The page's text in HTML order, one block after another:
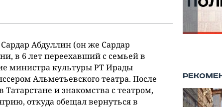
Абдуллин (он же Сардар
в 6 лет переехавший с семьей в
министра культуры РТ Ирады
Альметьевского театра. После
и знакомства с театром,
откуда обещал вернуться в